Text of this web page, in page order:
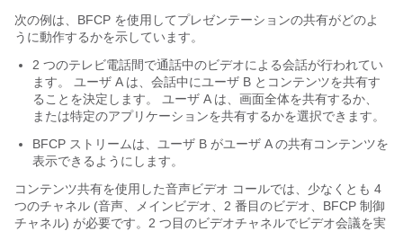
次の例は、BFCP を使用してプレゼンテーションの共有がどのよ
うに動作するかを示しています。
2 つのテレビ電話間で通話中のビデオによる会話が行われてい
ます。 ユーザ A は、会話中にユーザ B とコンテンツを共有す
ることを決定します。 ユーザ A は、画面全体を共有するか、
または特定のアプリケーションを共有するかを選択できます。
BFCP ストリームは、ユーザ B がユーザ A の共有コンテンツを
表示できるようにします。
コンテンツ共有を使用した音声ビデオ コールでは、少なくとも 4
つのチャネル (音声、メインビデオ、2 番目のビデオ、BFCP 制御
チャネル) が必要です。2 つ目のビデオチャネルでビデオ会議を実